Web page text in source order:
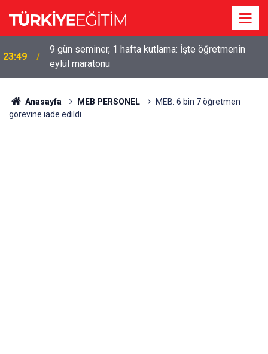
23:49
9 gün seminer, 1 hafta kutlama: İşte öğretmenin
eylül maratonu
Anasayfa MEB PERSONEL
MEB: 6 bin 7 öğretmen
görevine iade edildi